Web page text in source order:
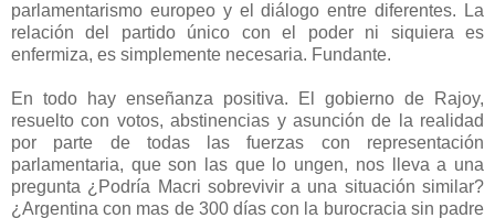
parlamentarismo europeo y el diálogo entre diferentes. La
relación del partido único con el poder ni siquiera es
enfermiza, es simplemente necesaria. Fundante.
En todo hay enseñanza positiva. El gobierno de Rajoy,
resuelto con votos, abstinencias y asunción de la realidad
por parte de todas las fuerzas con representación
parlamentaria, que son las que lo ungen, nos lleva a una
pregunta ¿Podría Macri sobrevivir a una situación similar?
¿Argentina con mas de 300 días con la burocracia sin padre